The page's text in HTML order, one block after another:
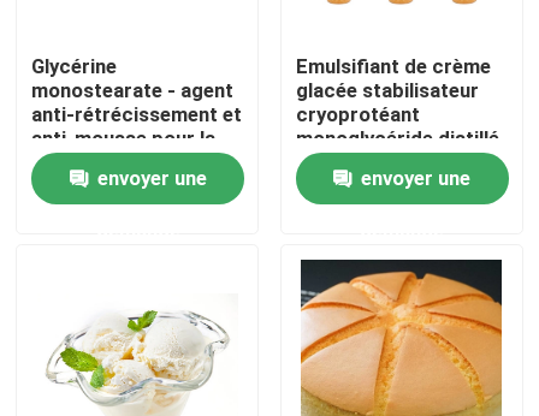
Maison
Produits
À propos de nous
Glycérine
monostearate - agent
anti-rétrécissement et
anti-mousse pour la
mousse EPE
envoyer une
Emulsifiant de crème
glacée stabilisateur
cryoprotéant
monoglycéride distillé
E471 usine de Chine
envoyer une